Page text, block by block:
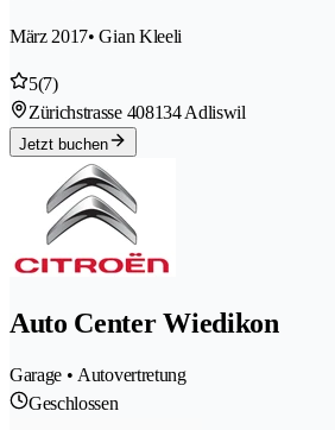
März 2017• Gian Kleeli
5(7)
Zürichstrasse 408134 Adliswil
Jetzt buchen
Auto Center Wiedikon
Garage • Autovertretung
Geschlossen